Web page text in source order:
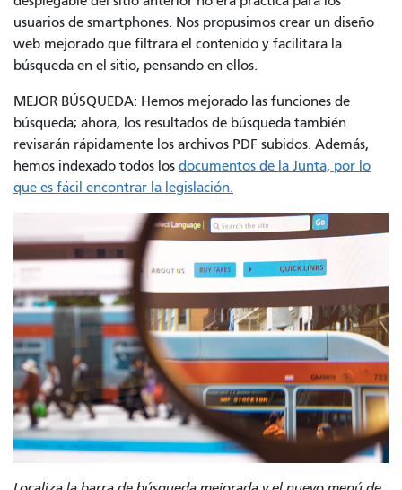
usuarios de smartphones. Nos propusimos crear un diseño
web mejorado que filtrara el contenido y facilitara la
búsqueda en el sitio, pensando en ellos.
MEJOR BÚSQUEDA: Hemos mejorado las funciones de
búsqueda; ahora, los resultados de búsqueda también
revisarán rápidamente los archivos PDF subidos. Además,
hemos indexado todos los documentos de la Junta, por lo
que es fácil encontrar la legislación.